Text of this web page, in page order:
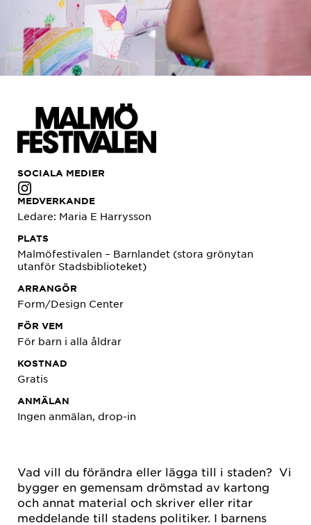
Vad vill du förändra eller lägga till i staden? Vi
bygger en gemensam drömstad av kartong
och annat material och skriver eller ritar
meddelande till stadens politiker. I barnens
SOCIALA MEDIER
MEDVERKANDE
Ledare: Maria E Harrysson
PLATS
Malmöfestivalen – Barnlandet (stora grönytan
utanför Stadsbiblioteket)
ARRANGÖR
Form/Design Center
FÖR VEM
För barn i alla åldrar
KOSTNAD
Gratis
ANMÄLAN
Ingen anmälan, drop-in